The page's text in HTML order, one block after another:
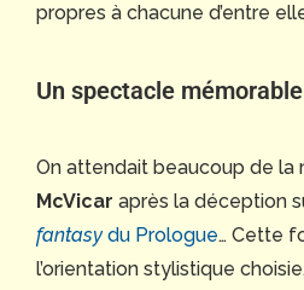
propres à chacune d’entre
Un spectacle mémorable
On attendait beaucoup de la
McVicar après la déception
fantasydu Prologue… Cette
l’orientation stylistique